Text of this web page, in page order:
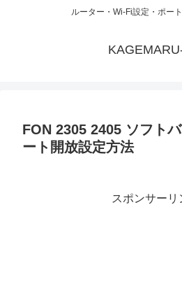
ルーター・Wi-Fi設定・ポー
FON 2305 2405 ソフト
ート開放設定方法
スポンサーリ